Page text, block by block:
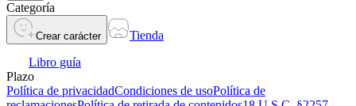
Categoría
Crear carácter
Tienda
Libro guía
Plazo
Política de privacidadCondiciones de usoPolítica de